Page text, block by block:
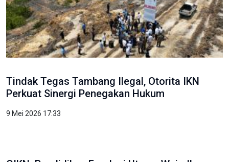
Tindak Tegas Tambang Ilegal, Otorita IKN
Perkuat Sinergi Penegakan Hukum
9 Mei 2026 17:33